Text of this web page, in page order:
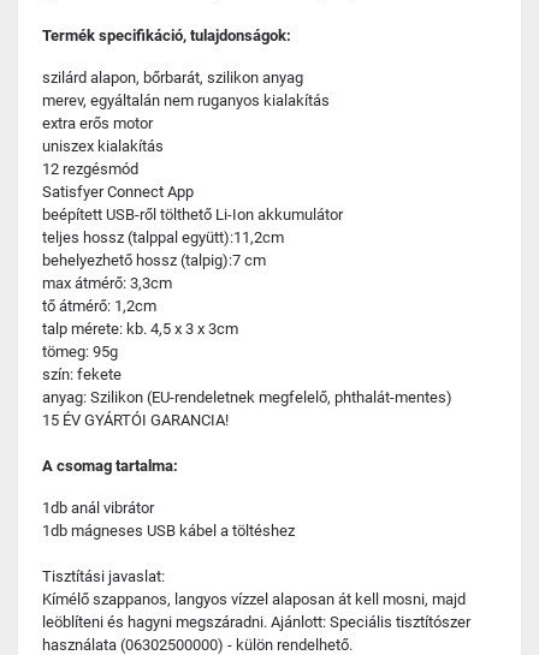
Termék specifikáció, tulajdonságok:
szilárd alapon, bőrbarát, szilikon anyag
merev, egyáltalán nem ruganyos kialakítás
extra erős motor
uniszex kialakítás
12 rezgésmód
Satisfyer Connect App
beépített USB-ről tölthető Li-Ion akkumulátor
teljes hossz (talppal együtt):11,2cm
behelyezhető hossz (talpig):7 cm
max átmérő: 3,3cm
tő átmérő: 1,2cm
talp mérete: kb. 4,5 x 3 x 3cm
tömeg: 95g
szín: fekete
anyag: Szilikon (EU-rendeletnek megfelelő, phthalát-mentes)
15 ÉV GYÁRTÓI GARANCIA!
A csomag tartalma:
1db anál vibrátor
1db mágneses USB kábel a töltéshez
Tisztítási javaslat:
Kímélő szappanos, langyos vízzel alaposan át kell mosni, majd
leöblíteni és hagyni megszáradni. Ajánlott: Speciális tisztítószer
használata (06302500000) - külön rendelhető.